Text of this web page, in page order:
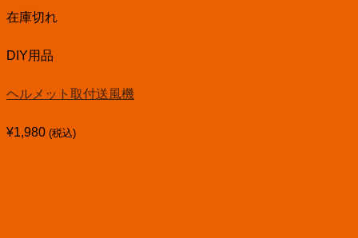
在庫切れ
DIY用品
ヘルメット取付送風機
¥1,980 (税込)